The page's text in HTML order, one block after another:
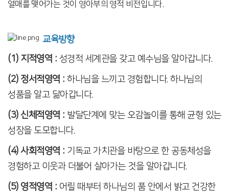
열매를 맺어가는 것이 영아부의 영적 비전입니다.
교육방향
(1) 지적영역 : 성경적 세계관을 갖고 예수님을 알아갑니다.
(2) 정서적영역 : 하나님을 느끼고 경험합니다. 하나님의
성품을 알고 닮아갑니다.
(3) 신체적영역 : 발달단계에 맞는 오감놀이를 통해 균형 있는
성장을 도모합니다.
(4) 사회적영역 : 기독교 가치관을 바탕으로 한 공동체성을
경험하고 이웃과 더불어 살아가는 것을 알아갑니다.
(5) 영적영역 : 어릴 때부터 하나님의 품 안에서 밝고 건강한